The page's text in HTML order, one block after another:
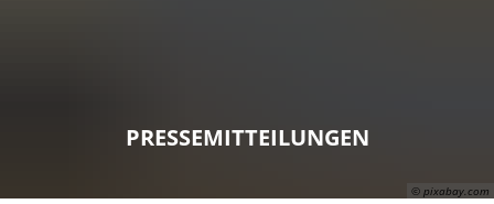
© pixabay.com
PRESSEMITTEILUNGEN